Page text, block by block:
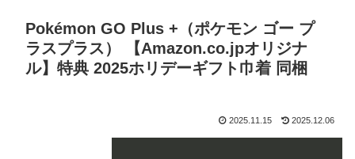
Pokémon GO Plus +（ポケモン ゴー プ
ラスプラス） 【Amazon.co.jpオリジナ
ル】特典 2025ホリデーギフト巾着 同梱
2025.11.15 2025.12.06